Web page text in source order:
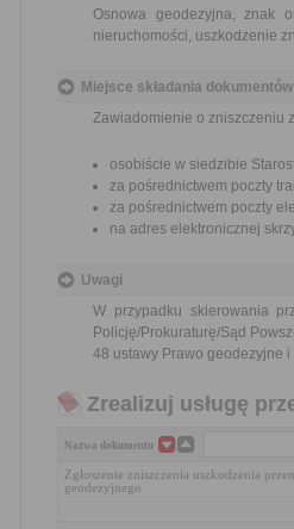
Osnowa geodezyjna, znak
nieruchomości, uszkodzenie
Miejsce składania dokumentów
Zawiadomienie o zniszczeniu
osobiście w siedzibie
za pośrednictwem poczty
za pośrednictwem poczty
na adres elektronicznej
Uwagi
W przypadku skierowania
Policję/Prokuraturę/Sąd
48 ustawy Prawo geodezyjne
Zrealizuj usługę
Nazwa dokumentu
Zgłoszenie zniszczenia uszkodzenia
geodezyjnego